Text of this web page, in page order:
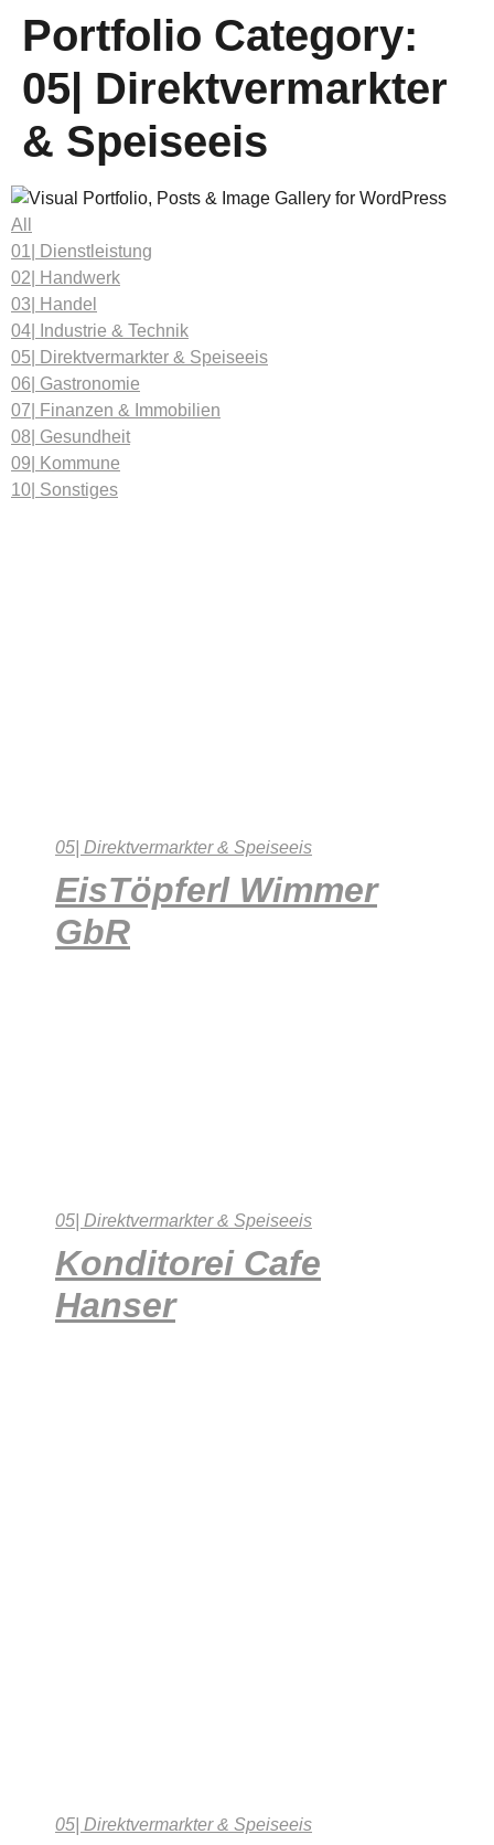
Portfolio Category:
05| Direktvermarkter
& Speiseeis
All
01| Dienstleistung
02| Handwerk
03| Handel
04| Industrie & Technik
05| Direktvermarkter & Speiseeis
06| Gastronomie
07| Finanzen & Immobilien
08| Gesundheit
09| Kommune
10| Sonstiges
05| Direktvermarkter & Speiseeis
EisTöpferl Wimmer
GbR
05| Direktvermarkter & Speiseeis
Konditorei Cafe
Hanser
05| Direktvermarkter & Speiseeis